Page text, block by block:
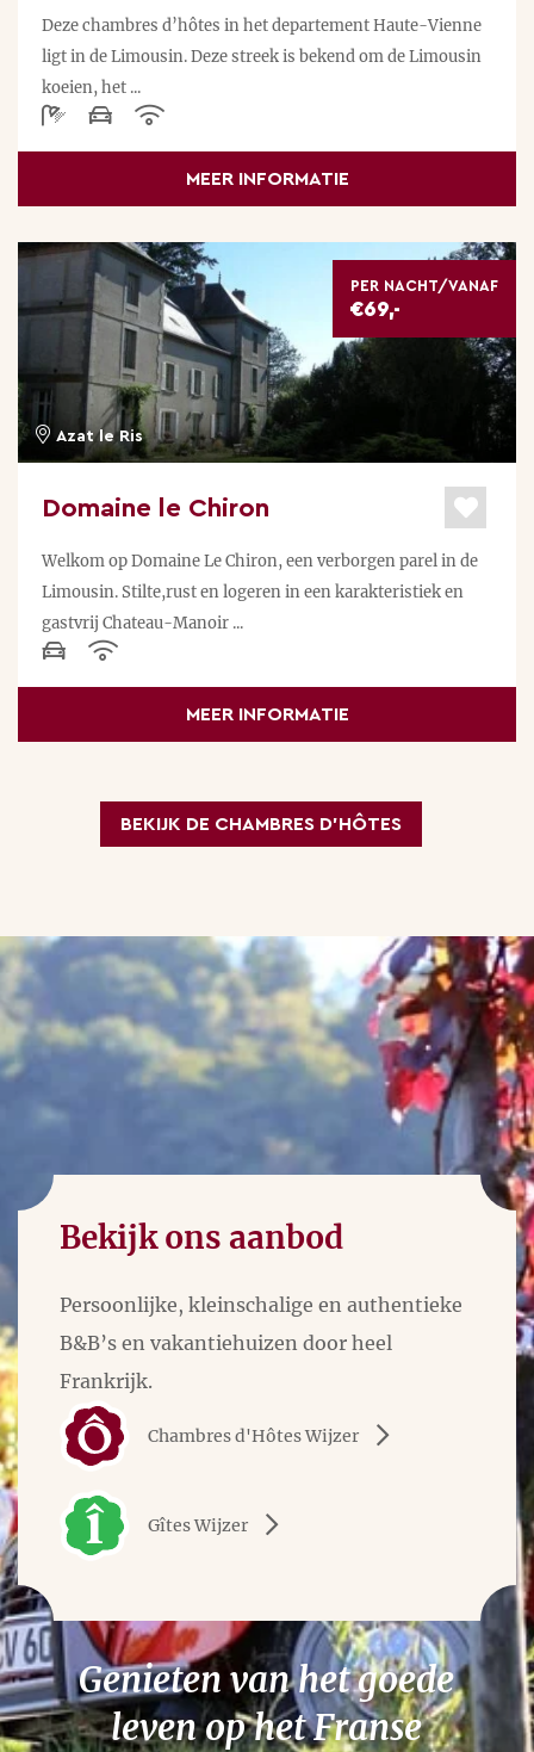
Deze chambres d’hôtes in het departement Haute-Vienne
ligt in de Limousin. Deze streek is bekend om de Limousin
koeien, het ...
MEER INFORMATIE
PER NACHT/VANAF
€69,-
Azat le Ris
Domaine le Chiron
Welkom op Domaine Le Chiron, een verborgen parel in de
Limousin. Stilte,rust en logeren in een karakteristiek en
gastvrij Chateau-Manoir ...
MEER INFORMATIE
BEKIJK DE CHAMBRES D’HÔTES
Bekijk ons aanbod
Persoonlijke, kleinschalige en authentieke
B&B’s en vakantiehuizen door heel
Frankrijk.
Chambres d'Hôtes Wijzer
Gîtes Wijzer
Genieten van het goede
leven op het Franse